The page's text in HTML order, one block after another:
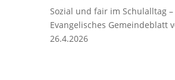
Sozial und fair im Schulalltag –
Evangelisches Gemeindeblatt
26.4.2026